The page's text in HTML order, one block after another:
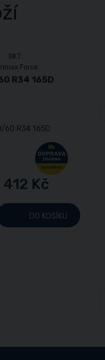
BKT
Force
R34 165D
Kč
DO KOŠÍKU